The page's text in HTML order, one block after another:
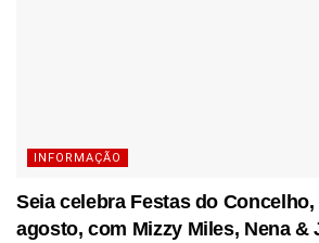
INFORMAÇÃO
Seia celebra Festas do Concelho,
agosto, com Mizzy Miles, Nena &